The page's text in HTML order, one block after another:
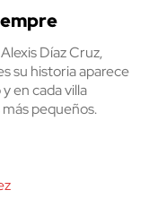
Díaz Cruz,
su historia aparece
en cada villa
pequeños.